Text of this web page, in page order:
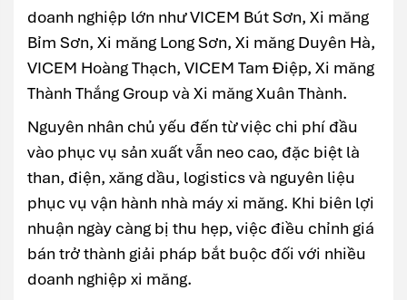
doanh nghiệp lớn như VICEM Bút Sơn, Xi măng
Bỉm Sơn, Xi măng Long Sơn, Xi măng Duyên Hà,
VICEM Hoàng Thạch, VICEM Tam Điệp, Xi măng
Thành Thắng Group và Xi măng Xuân Thành.
Nguyên nhân chủ yếu đến từ việc chi phí đầu
vào phục vụ sản xuất vẫn neo cao, đặc biệt là
than, điện, xăng dầu, logistics và nguyên liệu
phục vụ vận hành nhà máy xi măng. Khi biên lợi
nhuận ngày càng bị thu hẹp, việc điều chỉnh giá
bán trở thành giải pháp bắt buộc đối với nhiều
doanh nghiệp xi măng.